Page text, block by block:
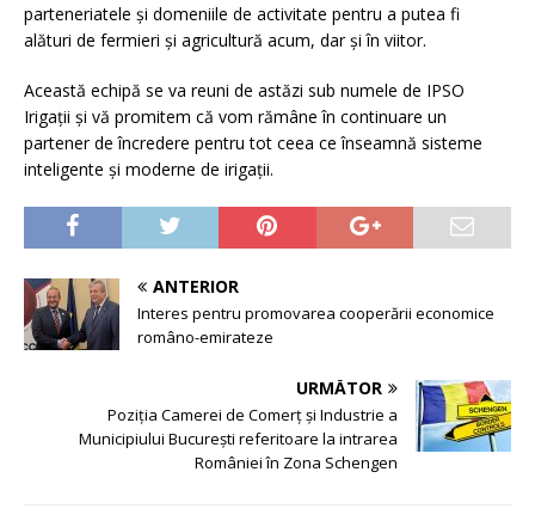
parteneriatele și domeniile de activitate pentru a putea fi
alături de fermieri și agricultură acum, dar și în viitor.
Această echipă se va reuni de astăzi sub numele de IPSO
Irigații și vă promitem că vom rămâne în continuare un
partener de încredere pentru tot ceea ce înseamnă sisteme
inteligente și moderne de irigații.
ANTERIOR
Interes pentru promovarea cooperării economice
româno-emirateze
URMĂTOR
Poziția Camerei de Comerț și Industrie a
Municipiului București referitoare la intrarea
României în Zona Schengen